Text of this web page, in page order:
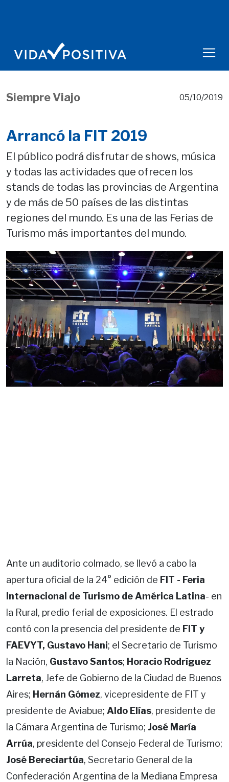
Siempre Viajo 05/10/2019
Arrancó la FIT 2019
El público podrá disfrutar de shows, música
y todas las actividades que ofrecen los
stands de todas las provincias de Argentina
y de más de 50 países de las distintas
regiones del mundo. Es una de las Ferias de
Turismo más importantes del mundo.
Ante un auditorio colmado, se llevó a cabo la
apertura oficial de la 24° edición de FIT - Feria
Internacional de Turismo de América Latina- en
la Rural, predio ferial de exposiciones. El estrado
contó con la presencia del presidente de FIT y
FAEVYT, Gustavo Hani; el Secretario de Turismo
la Nación, Gustavo Santos; Horacio Rodríguez
Larreta, Jefe de Gobierno de la Ciudad de Buenos
Aires; Hernán Gómez, vicepresidente de FIT y
presidente de Aviabue; Aldo Elías, presidente de
la Cámara Argentina de Turismo; José María
Arrúa, presidente del Consejo Federal de Turismo;
José Bereciartúa, Secretario General de la
Confederación Argentina de la Mediana Empresa